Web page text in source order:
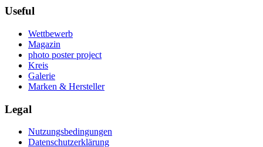
Useful
Wettbewerb
Magazin
photo poster project
Kreis
Galerie
Marken & Hersteller
Legal
Nutzungsbedingungen
Datenschutzerklärung